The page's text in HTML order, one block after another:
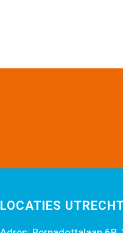
LOCATIES